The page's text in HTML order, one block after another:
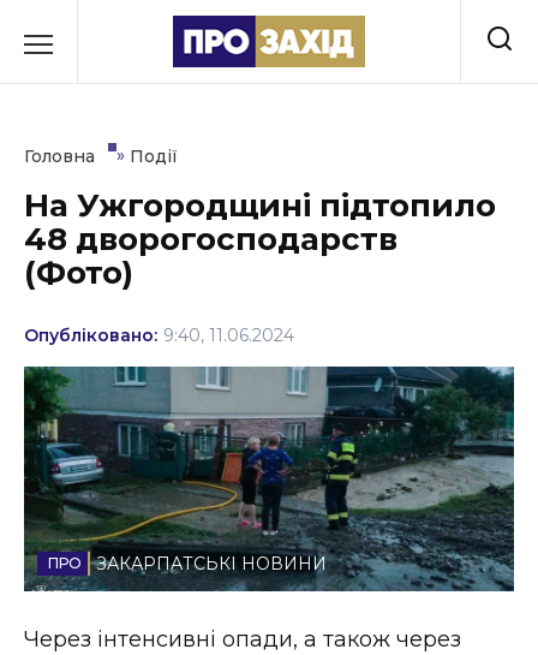
до
Культура
Освіта
Події
Політика
Соціум
Спорт
Стиль життя
Головна » Події
На Ужгородщині підтопило
48 дворогосподарств
(Фото)
Опубліковано: 9:40, 11.06.2024
ЗАКАРПАТСЬКІ НОВИНИ
Через інтенсивні опади, а також через